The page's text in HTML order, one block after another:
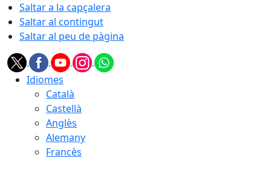
Saltar a la capçalera
Saltar al contingut
Saltar al peu de pàgina
Idiomes
Català
Castellà
Anglès
Alemany
Francès